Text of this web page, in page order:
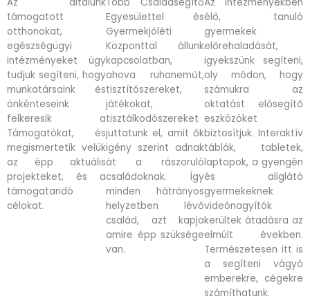
támogatott
otthonokat,
egészségügyi
intézményeket úgy
tudjuk segíteni, hogy
munkatársaink és
önkénteseink
felkeresik a
Támogatókat, és
megismertetik velük
az épp aktuális
projekteket, és a
támogatandó
célokat.
Egyesülettel és
Gyermekjóléti
Központtal állunk
kapcsolatban,
ahova ruhaneműt,
tisztítószereket,
játékokat,
tisztálkodószereket
juttatunk el, amit ők
igény szerint adnak
át a rászoruló
családoknak. Így
minden hátrányos
helyzetben lévő
család, azt kapja
amire épp szüksége
van.
élő, tanuló
gyermekek
előrehaladását,
igyekszünk segíteni,
oly módon, hogy
számukra az
oktatást elősegítő
eszközöket
biztosítjuk. Interaktív
táblák, tabletek,
laptopok, a gyengén
és aliglátó
gyermekeknek
videónagyítók
kerültek átadásra az
elmúlt években.
Természetesen itt is
a segíteni vágyó
emberekre, cégekre
számíthatunk.